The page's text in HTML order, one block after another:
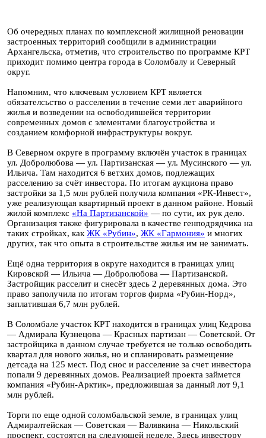
Об очередных планах по комплексной жилищной реновации
застроенных территорий сообщили в администрации
Архангельска, отметив, что строительство по программе КРТ
приходит помимо центра города в Соломбалу и Северный
округ.
Напомним, что ключевым условием КРТ является
обязателсьство о расселении в течение семи лет аварийного
жилья и возведении на освободившейся территории
современных домов с элементами благоустройства и
созданием комфорной инфраструктуры вокруг.
В Северном округе в программу включён участок в границах
ул. Добролюбова — ул. Партизанская — ул. Мусинского — ул.
Ильича. Там находится 6 ветхих домов, подлежащих
расселению за счёт инвестора. По итогам аукциона право
застройки за 1,5 млн рублей получила компания «РК-Инвест»,
уже реализующая квартирный проект в данном районе. Новый
жилой комплекс «На Партизанской» — по сути, их рук дело.
Организация также фигурировала в качестве генподрядчика на
таких стройках, как ЖК «Рубин», ЖК «Гармония» и многих
других, так что опыта в строительстве жилья им не занимать.
Ещё одна территория в округе находится в границах улиц
Кировской — Ильича — Добролюбова — Партизанской.
Застройщик расселит и снесёт здесь 2 деревянных дома. Это
право заполучила по итогам торгов фирма «Рубин-Норд»,
заплатившая 6,7 млн рублей.
В Соломбале участок КРТ находится в границах улиц Кедрова
— Адмирала Кузнецова — Красных партизан — Советской. От
застройщика в данном случае требуется не только освободить
квартал для нового жилья, но и спланировать размещение
детсада на 125 мест. Под снос и расселение за счет инвестора
попали 9 деревянных домов. Реализацией проекта займется
компания «Рубин-Арктик», предложившая за данный лот 9,1
млн рублей.
Торги по еще одной соломбальской земле, в границах улиц
Адмиралтейская — Советская — Валявкина — Никольский
проспект, состоятся на следующей неделе. Здесь инвестору